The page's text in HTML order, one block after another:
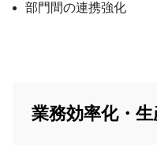
部門間の連携強化
業務効率化・